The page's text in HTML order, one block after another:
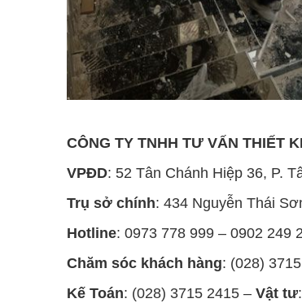
CÔNG TY TNHH TƯ VẤN THIẾT
VPĐD: 52 Tân Chánh Hiệp 36, P.
Trụ sở chính: 434 Nguyễn Thái
Hotline: 0973 778 999 – 0902 249
Chăm sóc khách hàng: (028)
Kế Toán: (028) 3715 2415 – Vật tư